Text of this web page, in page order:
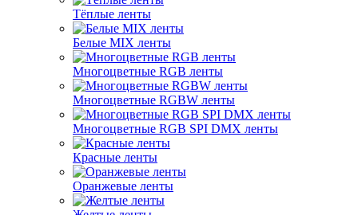
Тёплые ленты
Белые MIX ленты
Многоцветные RGB ленты
Многоцветные RGBW ленты
Многоцветные RGB SPI DMX ленты
Красные ленты
Оранжевые ленты